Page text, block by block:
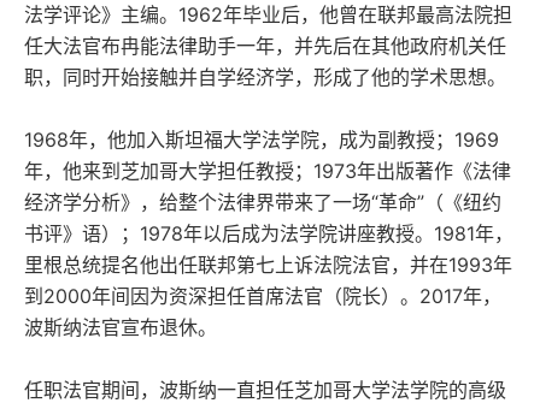
法学评论》主编。1962年毕业后，他曾在联邦最高法院担
任大法官布冉能法律助手一年，并先后在其他政府机关任
职，同时开始接触并自学经济学，形成了他的学术思想。
1968年，他加入斯坦福大学法学院，成为副教授；1969
年，他来到芝加哥大学担任教授；1973年出版著作《法律
经济学分析》，给整个法律界带来了一场“革命”（《纽约
书评》语）；1978年以后成为法学院讲座教授。1981年，
里根总统提名他出任联邦第七上诉法院法官，并在1993年
到2000年间因为资深担任首席法官（院长）。2017年，
波斯纳法官宣布退休。
任职法官期间，波斯纳一直担任芝加哥大学法学院的高级